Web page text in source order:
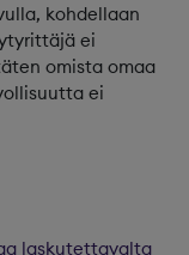
kohdellaan
ei
omista omaa
ei
laskutettavalta